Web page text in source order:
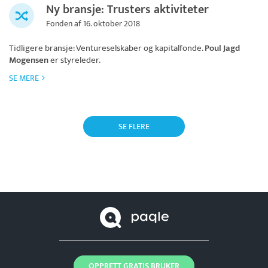
Ny bransje: Trusters aktiviteter
Fonden af 16. oktober 2018
Tidligere bransje: Ventureselskaber og kapitalfonde.Poul Jagd
Mogensener styreleder.
SE MERE
SE FLERE